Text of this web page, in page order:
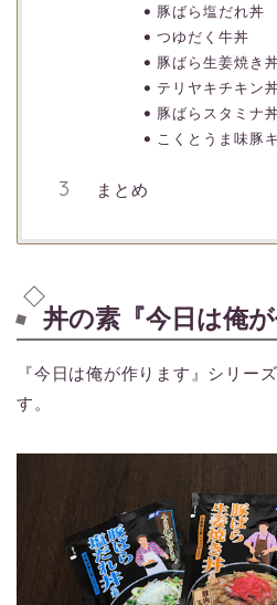
豚ばら塩だれ丼
つゆだく牛丼
豚ばら生姜焼き
テリヤキチキン
豚ばらスタミナ
こくとうま味豚
まとめ
丼の素『今日は俺が
『今日は俺が作ります』シリー
す。